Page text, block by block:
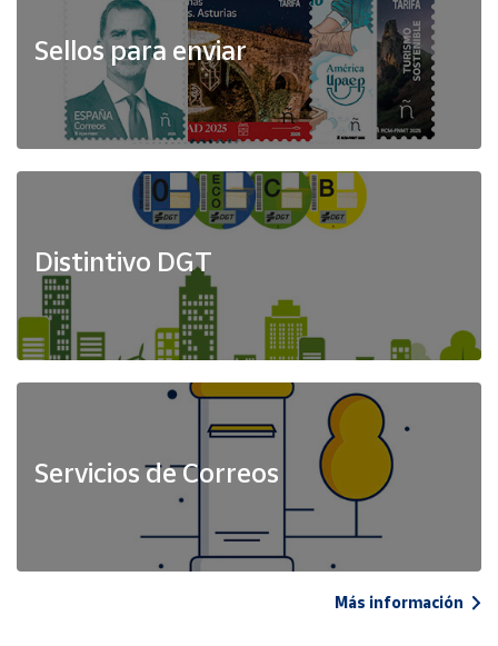
Sellos para enviar
Distintivo DGT
Servicios de Correos
Más información